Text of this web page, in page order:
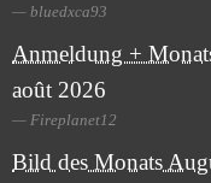
bluedxca93
Anmeldung +
août 2026
Fireplanet12
Bild des Monats